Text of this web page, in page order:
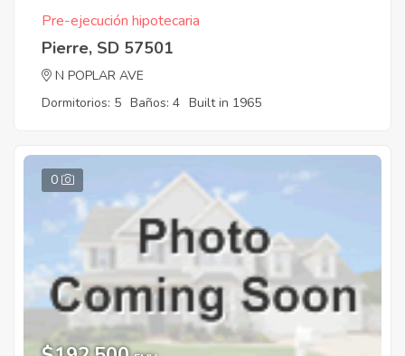
Pre-ejecución hipotecaria
Pierre, SD 57501
N POPLAR AVE
Dormitorios: 5 Baños: 4 Built in 1965
0